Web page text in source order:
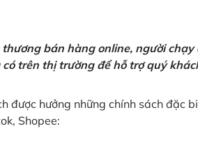
bán hàng online, người
trên thị trường để hỗ trợ quý
được hưởng những chính sách đặc
Shopee: